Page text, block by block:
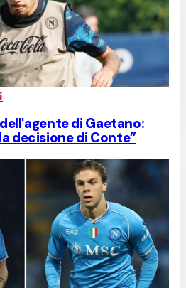
di Gaetano:
decisione di Conte”